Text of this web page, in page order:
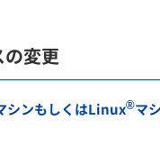
変更
シンもしくはLinux®マ